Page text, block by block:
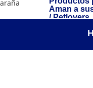
Aman a
/ Petlovers